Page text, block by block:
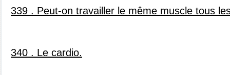
339 . Peut-on travailler le même muscle tous
340 . Le cardio.